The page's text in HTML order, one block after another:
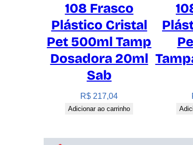
108 Frasco
Plástico Cristal
Pet 500ml Tamp
Dosadora 20ml
Sab
R$ 217,04
Adicionar ao carrinho